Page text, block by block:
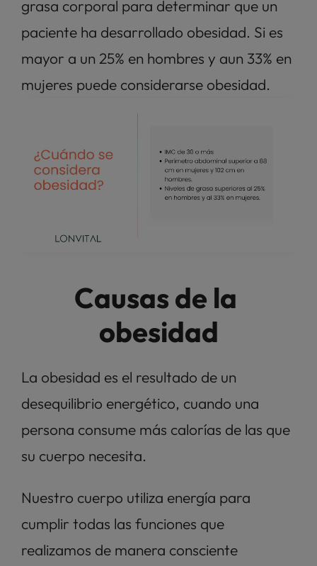
grasa corporal para determinar que un
paciente ha desarrollado obesidad. Si es
mayor a un 25% en hombres y aun 33% en
mujeres puede considerarse obesidad.
Causas de la
obesidad
La obesidad es el resultado de un
desequilibrio energético, cuando una
persona consume más calorías de las que
su cuerpo necesita.
Nuestro cuerpo utiliza energía para
cumplir todas las funciones que
realizamos de manera consciente